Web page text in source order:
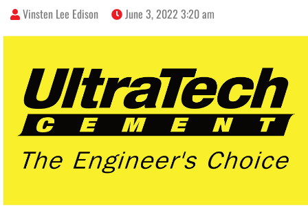
Vinsten Lee Edison June 3, 2022 3:20 am